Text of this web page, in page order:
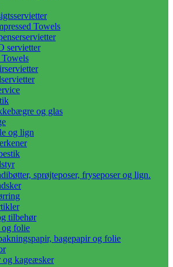
Towels
servietter
og glas
og lign
sprøjteposer, fryseposer og lign.
tilbehør
og folie
bagepapir og folie
og kageæsker